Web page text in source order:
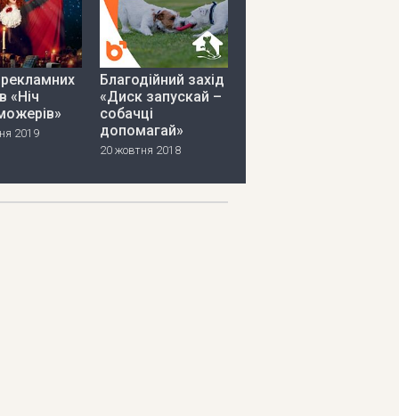
«Ніч
2019
Благодійний захід
«Диск запускай –
собачці
допомагай»
20 жовтня 2018